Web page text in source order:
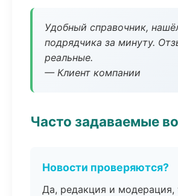
Удобный справочник,
подрядчика за минуту.
реальные.
— Клиент компании
Часто задаваемые
Новости проверяются?
Да, редакция и модерация,